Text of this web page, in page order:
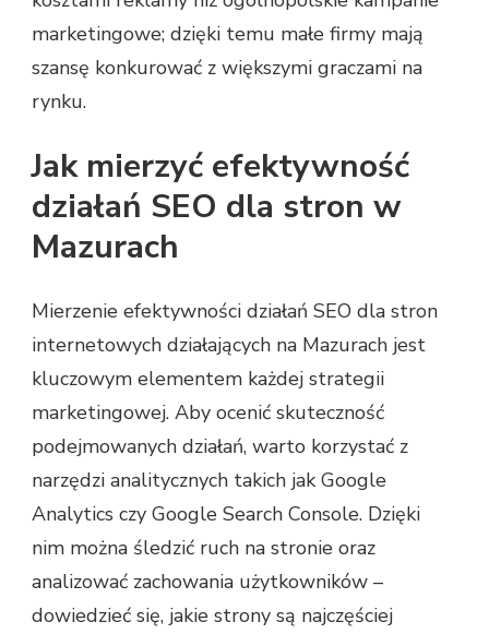
marketingowe; dzięki temu małe firmy mają
szansę konkurować z większymi graczami na
rynku.
Jak mierzyć efektywność
działań SEO dla stron w
Mazurach
Mierzenie efektywności działań SEO dla stron
internetowych działających na Mazurach jest
kluczowym elementem każdej strategii
marketingowej. Aby ocenić skuteczność
podejmowanych działań, warto korzystać z
narzędzi analitycznych takich jak Google
Analytics czy Google Search Console. Dzięki
nim można śledzić ruch na stronie oraz
analizować zachowania użytkowników –
dowiedzieć się, jakie strony są najczęściej